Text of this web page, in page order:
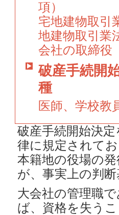
項）
宅地建物取引
地建物取引業
会社の取締
破産手続開
種
医師、学校教
破産手続開始決
律に規定されて
本籍地の役場の
が、事実上の判
大会社の管理職
ば、資格を失う